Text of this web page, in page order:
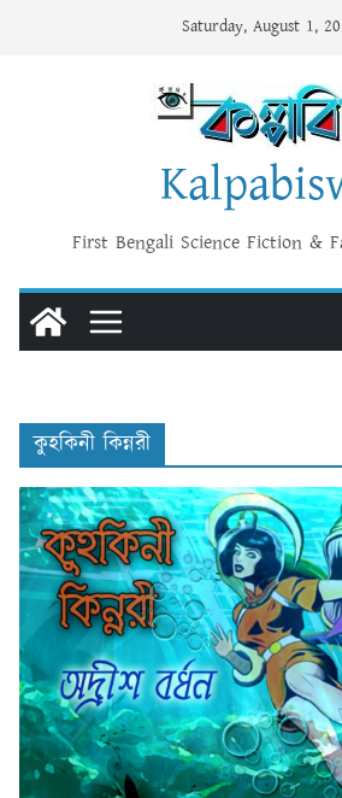
Saturday, August 1,
First Bengali Science Fiction &
কুহকিনী কিন্নরী